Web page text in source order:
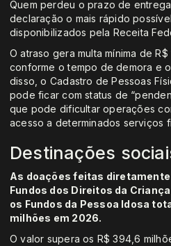
Quem perdeu o prazo de
declaração o mais rápido
disponibilizados pela Receita
O atraso gera multa mínima de
conforme o tempo de demora e
disso, o Cadastro de Pessoas
pode ficar com status de
que pode dificultar operações
acesso a determinados serviços
Destinações
As doações feitas
Fundos dos Direitos da
os Fundos da Pessoa Idosa
milhões em 2026.
O valor supera os R$ 394,6